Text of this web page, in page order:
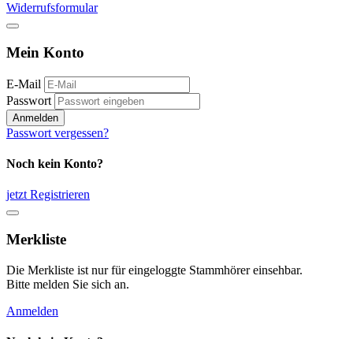
Widerrufsformular
Mein Konto
E-Mail
Passwort
Anmelden
Passwort vergessen?
Noch kein Konto?
jetzt Registrieren
Merkliste
Die Merkliste ist nur für eingeloggte Stammhörer einsehbar.
Bitte melden Sie sich an.
Anmelden